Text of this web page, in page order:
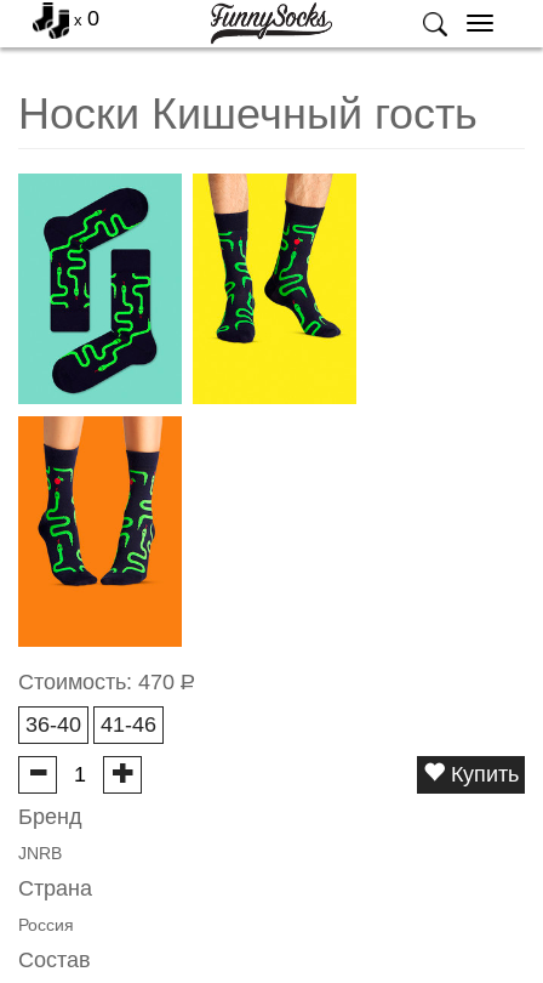
Меню
x 0
Носки Кишечный гость
Стоимость: 470 Р
36-40
41-46
Купить
Бренд
JNRB
Страна
Россия
Состав